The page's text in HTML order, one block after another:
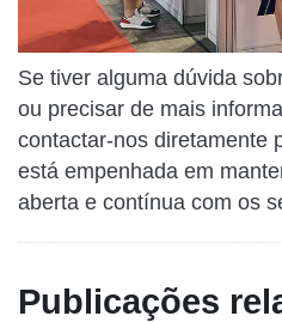
Se tiver alguma dúvida
ou precisar de mais
contactar-nos diretamente
está empenhada em
aberta e contínua com os
Publicações